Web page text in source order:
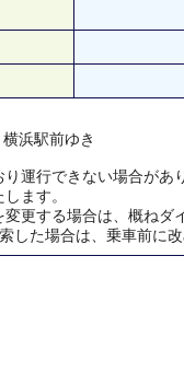
浜駅前ゆき
行できない場合があ
ます。
更する場合は、概ね
した場合は、乗車前に